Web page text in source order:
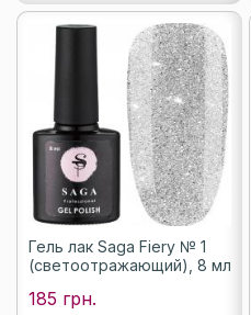
Гель лак Saga Fiery № 1
(светоотражающий), 8 мл
185 грн.